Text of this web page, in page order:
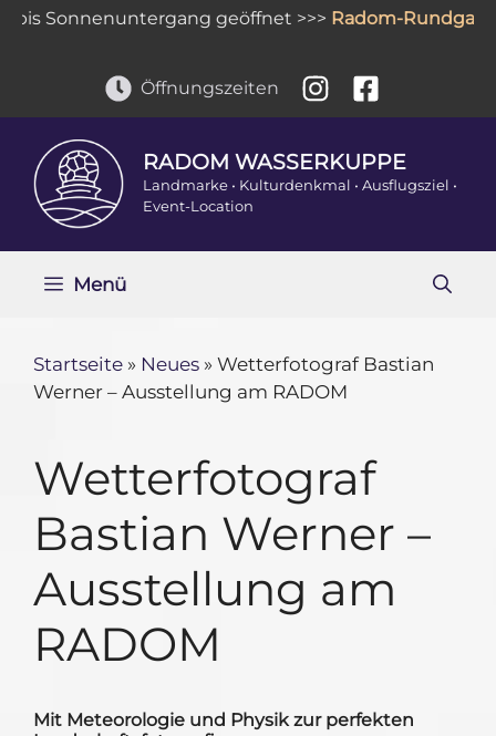
Zum
Sonnenuntergang geöffnet >>>Radom-Rundgang:
Öffnungszeiten
RADOM WASSERKUPPE
Landmarke • Kulturdenkmal • Ausflugsziel •
Event-Location
Menü
Startseite » Neues » Wetterfotograf Bastian
Werner – Ausstellung am RADOM
Wetterfotograf
Bastian Werner –
Ausstellung am
RADOM
Mit Meteorologie und Physik zur perfekten